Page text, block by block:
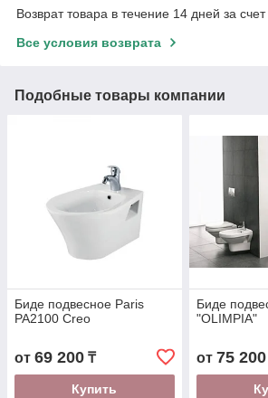
Возврат товара в течение 14 дней за
Все условия возврата
Подобные товары компании
Биде подвесное Paris
PA2100 Creo
от 69 200 ₸
Купить
Биде
"OLIMPIA"
от 75 200